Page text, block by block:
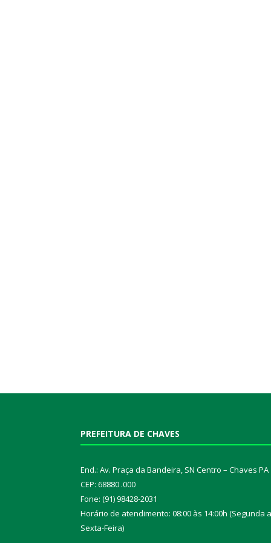
PREFEITURA DE CHAVES
End.: Av. Praça da Bandeira, SN Centro – Chaves PA
CEP: 68880 .000
Fone: (91) 98428-2031
Horário de atendimento: 08:00 às 14:00h (Segunda a
Sexta-Feira)